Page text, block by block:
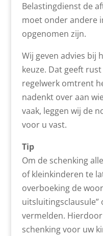
Belastingdienst de
moet onder andere
opgenomen zijn.
Wij geven advies bij
keuze. Dat geeft
regelwerk omtrent
nadenkt over aan
vaak, leggen wij de
voor u vast.
Tip
Om de schenking
of kleinkinderen te
overboeking de
uitsluitingsclausule”
vermelden.
schenking voor uw